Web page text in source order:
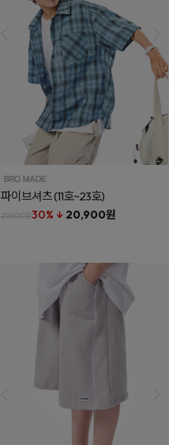
파이브셔츠(11호~23호)
29,800원30% ↓ 20,900원